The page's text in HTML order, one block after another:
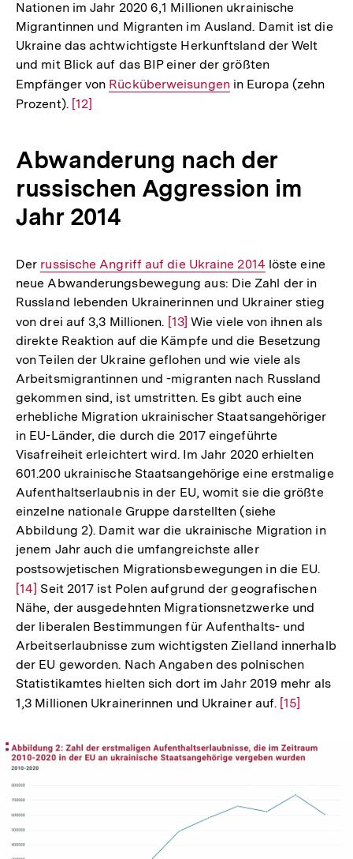
Fußnote
Nationen im Jahr 2020 6,1 Millionen ukrainische
Migrantinnen und Migranten im Ausland. Damit ist die
Ukraine das achtwichtigste Herkunftsland der Welt
und mit Blick auf das BIP einer der größten
Empfänger von Interner
Rücküberweisungenin Europa (zehn
Prozent). Zur
Fußnote
[12]
Abwanderung nach der
russischen Aggression im
Jahr 2014
Der Interner
Link:
russische Angriff auf die Ukraine 2014 löste eine
neue Abwanderungsbewegung aus: Die Zahl der in
Russland lebenden Ukrainerinnen und Ukrainer stieg
von drei auf 3,3 Millionen. Zur
Auflösung
der
Fußnote
[13] Wie viele von ihnen als
direkte Reaktion auf die Kämpfe und die Besetzung
von Teilen der Ukraine geflohen und wie viele als
Arbeitsmigrantinnen und -migranten nach Russland
gekommen sind, ist umstritten. Es gibt auch eine
erhebliche Migration ukrainischer Staatsangehöriger
in EU-Länder, die durch die 2017 eingeführte
Visafreiheit erleichtert wird. Im Jahr 2020 erhielten
601.200 ukrainische Staatsangehörige eine erstmalige
Aufenthaltserlaubnis in der EU, womit sie die größte
einzelne nationale Gruppe darstellten (siehe
Abbildung 2). Damit war die ukrainische Migration in
jenem Jahr auch die umfangreichste aller
postsowjetischen Migrationsbewegungen in die EU.
[14] Seit 2017 ist Polen aufgrund der geografischen
Nähe, der ausgedehnten Migrationsnetzwerke und
der liberalen Bestimmungen für Aufenthalts- und
Arbeitserlaubnisse zum wichtigsten Zielland innerhalb
der EU geworden. Nach Angaben des polnischen
Statistikamtes hielten sich dort im Jahr 2019 mehr als
1,3 Millionen Ukrainerinnen und Ukrainer auf. Zur
der
Fußnote
[15]